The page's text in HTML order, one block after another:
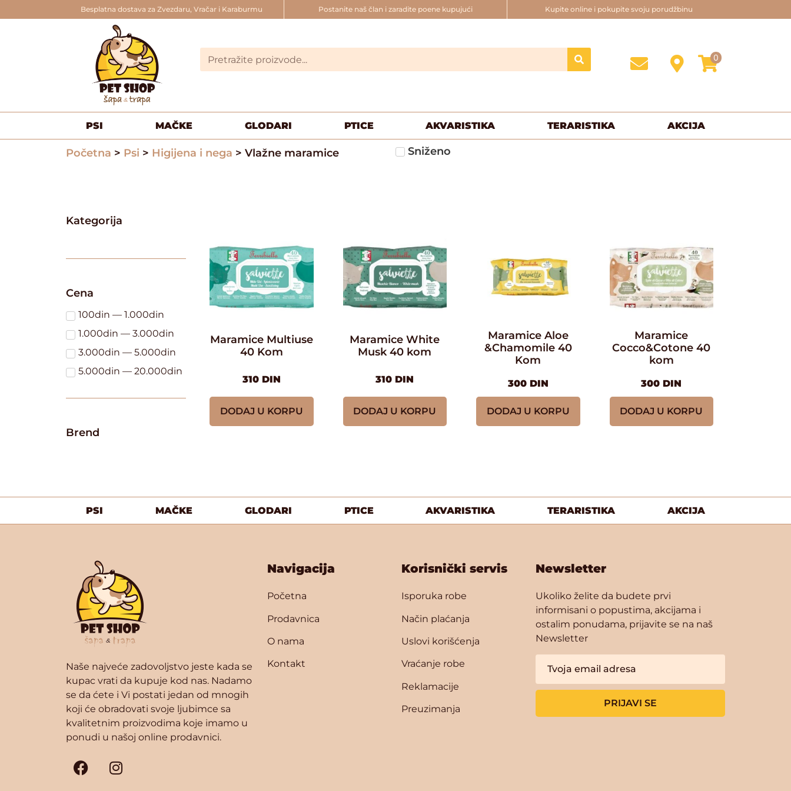
Besplatna dostava za Zvezdaru, Vračar i Karaburmu Postanite naš član i zaradite poene kupujući Kupite online i pokupite svoju porudžbinu
0
PSI MAČKE GLODARI PTICE AKVARISTIKA TERARISTIKA AKCIJA
Početna > Psi > Higijena i nega > Vlažne maramice Sniženo
Kategorija
Cena
100din — 1.000din
1.000din — 3.000din
3.000din — 5.000din
5.000din — 20.000din
Brend
Maramice Multiuse
40 Kom
310 DIN
DODAJ U KORPU
Maramice White
Musk 40 kom
310 DIN
DODAJ U KORPU
Maramice Aloe
&Chamomile 40
Kom
300 DIN
DODAJ U KORPU
Maramice
Cocco&Cotone 40
kom
300 DIN
DODAJ U KORPU
PSI MAČKE GLODARI PTICE AKVARISTIKA TERARISTIKA AKCIJA
Naše najveće zadovoljstvo jeste kada se
kupac vrati da kupuje kod nas. Nadamo
se da ćete i Vi postati jedan od mnogih
koji će obradovati svoje ljubimce sa
kvalitetnim proizvodima koje imamo u
ponudi u našoj online prodavnici.
Navigacija
Početna
Prodavnica
O nama
Kontakt
Korisnički servis
Isporuka robe
Način plaćanja
Uslovi korišćenja
Vraćanje robe
Reklamacije
Preuzimanja
Newsletter
Ukoliko želite da budete prvi
informisani o popustima, akcijama i
ostalim ponudama, prijavite se na naš
Newsletter
PRIJAVI SE